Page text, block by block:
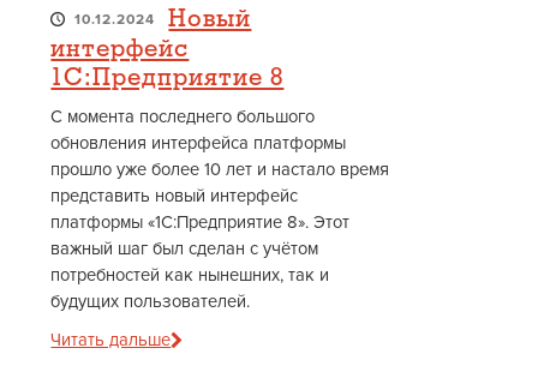
10.12.2024
Новый
интерфейс
1С:Предприятие 8
С момента последнего большого
обновления интерфейса платформы
прошло уже более 10 лет и настало время
представить новый интерфейс
платформы «1С:Предприятие 8». Этот
важный шаг был сделан с учётом
потребностей как нынешних, так и
будущих пользователей.
Читать дальше